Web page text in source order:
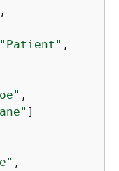
,
"Patient" ,
,
]
,